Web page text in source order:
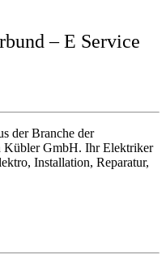
– E Service
der Branche der
Kübler GmbH. Ihr Elektriker
Installation, Reparatur,